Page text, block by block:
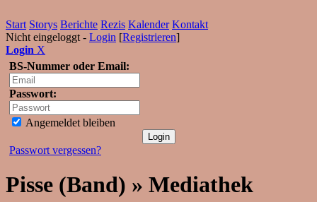
Start Storys Berichte Rezis Kalender Kontakt
Nicht eingeloggt - Login [Registrieren]
Login X
BS-Nummer oder Email:
Passwort:
Angemeldet bleiben
Passwort vergessen?
Pisse (Band) » Mediathek